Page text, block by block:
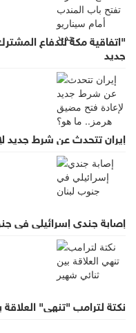
"اتفاقية مكة للدفاع
جديد
إيران تتحدث عن شرط جديد
إصابة جندي إسرائيلي في
نكتة لترامب "تنهي"